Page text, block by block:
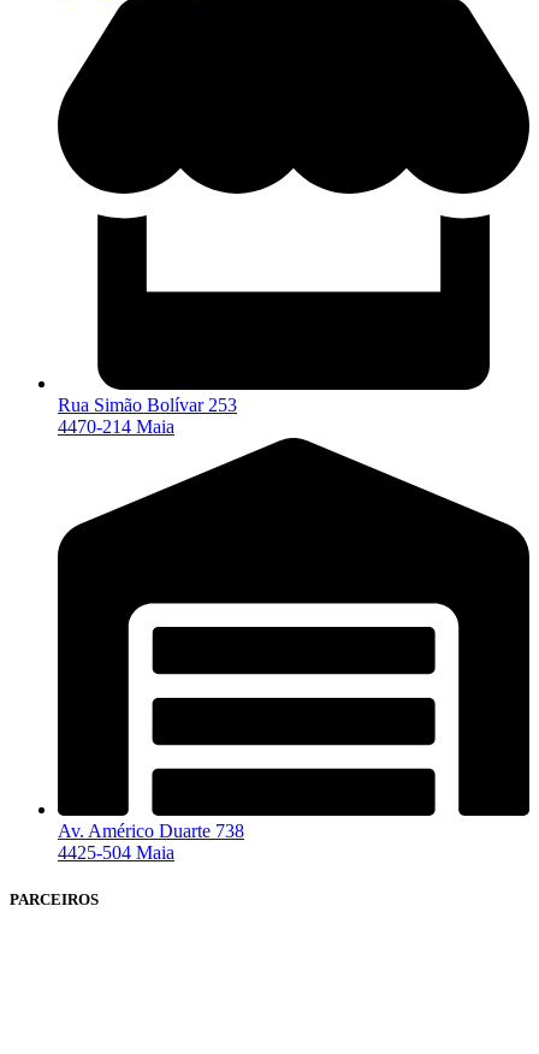
Rua Simão Bolívar 253
4470-214 Maia
Av. Américo Duarte 738
4425-504 Maia
PARCEIROS